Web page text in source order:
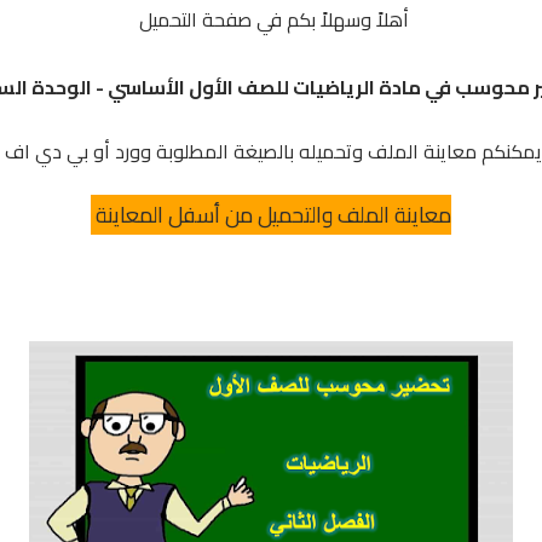
أهلاً وسهلاً بكم في صفحة التحميل
محوسب في مادة الرياضيات للصف الأول الأساسي - الوحدة
يمكنكم معاينة الملف وتحميله بالصيغة المطلوبة وورد أو بي دي اف
معاينة الملف والتحميل من أسفل المعاينة